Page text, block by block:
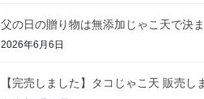
父の日の贈り物は無添加じゃこ天で決ま
2026年6月6日
【完売しました】タコじゃこ天 販売し